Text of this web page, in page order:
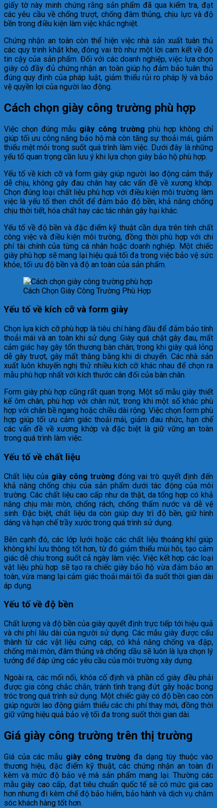
giấy tờ này minh chứng rằng sản phẩm đã qua kiểm tra, đạt
các yêu cầu về chống trượt, chống đâm thủng, chịu lực và độ
bền trong điều kiện làm việc khắc nghiệt.
Chứng nhận an toàn còn thể hiện việc nhà sản xuất tuân thủ
các quy trình khắt khe, đóng vai trò như một lời cam kết về độ
tin cậy của sản phẩm. Đối với các doanh nghiệp, việc lựa chọn
giày có đầy đủ chứng nhận an toàn giúp họ đảm bảo tuân thủ
đúng quy định của pháp luật, giảm thiểu rủi ro pháp lý và bảo
vệ quyền lợi của người lao động.
Cách chọn giày công trường phù hợp
Việc chọn đúng mẫu giày công trường phù hợp không chỉ
giúp tối ưu công năng bảo hộ mà còn tăng sự thoải mái, giảm
thiểu mệt mỏi trong suốt quá trình làm việc. Dưới đây là những
yếu tố quan trọng cần lưu ý khi lựa chọn giày bảo hộ phù hợp.
Yếu tố về kích cỡ và form giày giúp người lao động cảm thấy
dễ chịu, không gây đau chân hay các vấn đề về xương khớp.
Chọn đúng loại chất liệu phù hợp với điều kiện môi trường làm
việc là yếu tố then chốt để đảm bảo độ bền, khả năng chống
chịu thời tiết, hóa chất hay các tác nhân gây hại khác.
Yếu tố về độ bền và đặc điểm kỹ thuật cần dựa trên tính chất
công việc và điều kiện môi trường, đồng thời phù hợp với chi
phí tài chính của từng cá nhân hoặc doanh nghiệp. Một chiếc
giày phù hợp sẽ mang lại hiệu quả tối đa trong việc bảo vệ sức
khỏe, tối ưu độ bền và độ an toàn của sản phẩm.
Cách Chọn Giày Công Trường Phù Hợp
Yếu tố về kích cỡ và form giày
Chọn lựa kích cỡ phù hợp là tiêu chí hàng đầu để đảm bảo tính
thoải mái và an toàn khi sử dụng. Giày quá chật gây đau, mất
cảm giác hay gây tổn thương bàn chân; trong khi giày quá lỏng
dễ gây trượt, gây mất thăng bằng khi di chuyển. Các nhà sản
xuất luôn khuyến nghị thử nhiều kích cỡ khác nhau để chọn ra
mẫu phù hợp nhất với kích thước cân đối của bàn chân.
Form giày phù hợp cũng rất quan trọng. Một số mẫu giày thiết
kế ôm chân, phù hợp với chân nút, trong khi một số khác phù
hợp với chân bề ngang hoặc chiều dài rộng. Việc chọn form phù
hợp giúp tối ưu cảm giác thoải mái, giảm đau nhức, hạn chế
các vấn đề về xương khớp và đặc biệt là giữ vững an toàn
trong quá trình làm việc.
Yếu tố về chất liệu
Chất liệu của giày công trường đóng vai trò quyết định đến
khả năng chống chịu của sản phẩm dưới tác động của môi
trường. Các chất liệu cao cấp như da thật, da tổng hợp có khả
năng chịu mài mòn, chống rách, chống thấm nước và dễ vệ
sinh. Đặc biệt, chất liệu da còn giúp duy trì độ bền, giữ hình
dáng và hạn chế trầy xước trong quá trình sử dụng.
Bên cạnh đó, các lớp lưới hoặc các chất liệu thoáng khí giúp
không khí lưu thông tốt hơn, từ đó giảm thiểu mùi hôi, tạo cảm
giác dễ chịu trong suốt cả ngày làm việc. Việc kết hợp các loại
vật liệu phù hợp sẽ tạo ra chiếc giày bảo hộ vừa đảm bảo an
toàn, vừa mang lại cảm giác thoải mái tối đa suốt thời gian dài
áp dụng.
Yếu tố về độ bền
Chất lượng và độ bền của giày quyết định trực tiếp tới hiệu quả
và chi phí lâu dài của người sử dụng. Các mẫu giày được cấu
thành từ các vật liệu cứng cáp, có khả năng chống va đập,
chống mài mòn, đâm thủng và chống dầu sẽ luôn là lựa chọn lý
tưởng để đáp ứng các yêu cầu của môi trường xây dựng.
Ngoài ra, các mối nối, khóa cố định và phần cổ giày đều phải
được gia công chắc chắn, tránh tình trạng đứt gãy hoặc bong
tróc trong quá trình sử dụng. Một chiếc giày có độ bền cao còn
giúp người lao động giảm thiểu các chi phí thay mới, đồng thời
giữ vững hiệu quả bảo vệ tối đa trong suốt thời gian dài.
Giá giày công trường trên thị trường
Giá của các mẫu giày công trường đa dạng tùy thuộc vào
thương hiệu, đặc điểm kỹ thuật, các chứng nhận an toàn đi
kèm và mức độ bảo vệ mà sản phẩm mang lại. Thường các
mẫu giày cao cấp, đạt tiêu chuẩn quốc tế sẽ có mức giá cao
hơn nhưng đi kèm chế độ bảo hiểm, bảo hành và dịch vụ chăm
sóc khách hàng tốt hơn.